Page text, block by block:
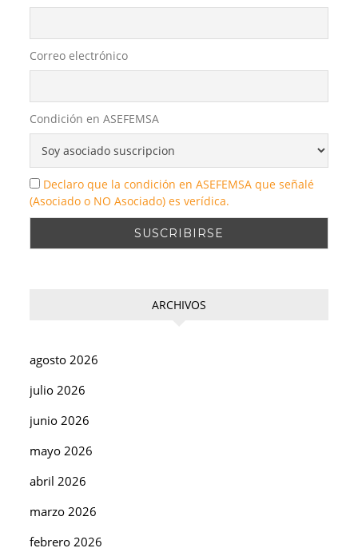
Correo electrónico
Condición en ASEFEMSA
Declaro que la condición en ASEFEMSA que señalé
(Asociado o NO Asociado) es verídica.
ARCHIVOS
agosto 2026
julio 2026
junio 2026
mayo 2026
abril 2026
marzo 2026
febrero 2026